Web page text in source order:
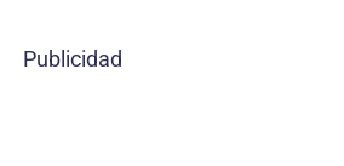
Publicidad